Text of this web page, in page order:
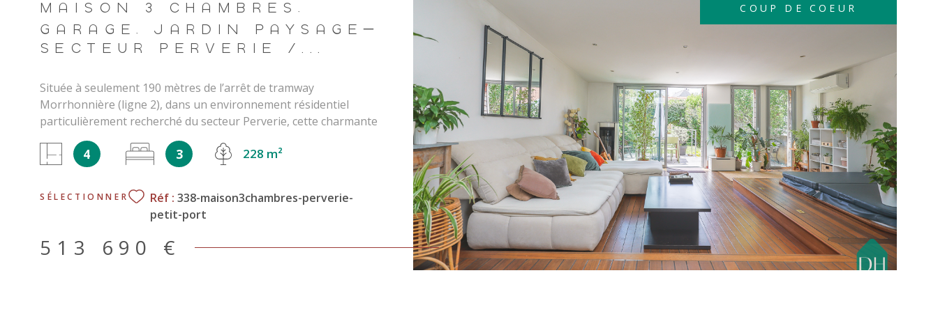
lingerie * Une salle de bain * Une salle d'eau * Un WC
indépendant Des extérieurs fonctionnels La propriété dispose
d'une parcelle de près de 386 m² et de plusieurs espaces
extérieurs : * Double terrasse * Carport pour le stationnement *
Trois abris de jardin permettant des espaces de stockage Sous
toiture, deux espaces de combles formant un plateau complet
offrent des possibilités d'aménagement. Plusieurs configurations
peuvent être envisagées selon les projets des futurs
propriétaires. Vous recherchez une maison familiale « clés en
main » idéalement placée ? Contactez-nous dès aujourd'hui pour
organiser une visite : Maxime Marsoin 07 66 35 46 65
maxime.marsoin@directhome44.com Cabinet immobilier Direct
Home 44
MAISON 3 CHAMBRES,
GARAGE, JARDIN PAYSAGÉ–
SECTEUR PERVERIE /...
Située à seulement 190 mètres de l’arrêt de tramway
Morrhonnière (ligne 2), dans un environnement résidentiel
particulièrement recherché du secteur Perverie, cette charmante
maison familiale bénéficie d’un emplacement privilégié, au calme
des axes passants tout en restant parfaitement connectée au
centre-ville de Nantes. Développant 89,80 m² habitables environ
(143,29 m² de surface au sol), cette maison édifiée sur une
parcelle de 228 m² exposée Sud-Ouest séduit par son équilibre
entre confort moderne, fonctionnalité et qualité de vie.
L'environnement immédiat offre un cadre de vie particulièrement
agréable. À proximité immédiate du tramway, des commerces,
4 3 228 m²
SÉLECTIONNER Réf : 338-maison3chambres-perverie-
petit-port
513 690 €
COUP DE COEUR
VOIR LE BIEN